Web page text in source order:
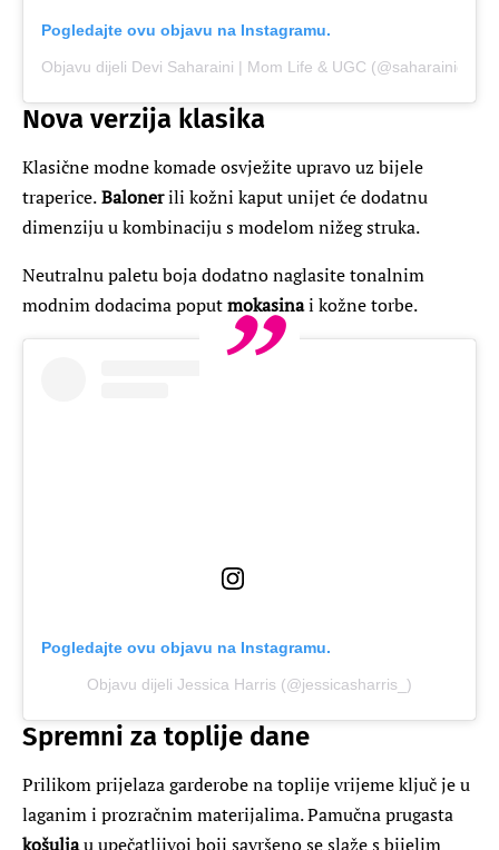
Pogledajte ovu objavu na Instagramu.
Objavu dijeli Devi Saharaini | Mom Life & UGC (@saharainidevi)
Nova verzija klasika
Klasične modne komade osvježite upravo uz bijele
traperice.Balonerili kožni kaput unijet će dodatnu
dimenziju u kombinaciju s modelom nižeg struka.
Neutralnu paletu boja dodatno naglasite tonalnim
modnim dodacima poputmokasinai kožne torbe.
Pogledajte ovu objavu na Instagramu.
Objavu dijeli Jessica Harris (@jessicasharris_)
Spremni za toplije dane
Prilikom prijelaza garderobe na toplije vrijeme ključ je u
laganim i prozračnim materijalima. Pamučna prugasta
košuljau upečatljivoj boji savršeno se slaže s bijelim